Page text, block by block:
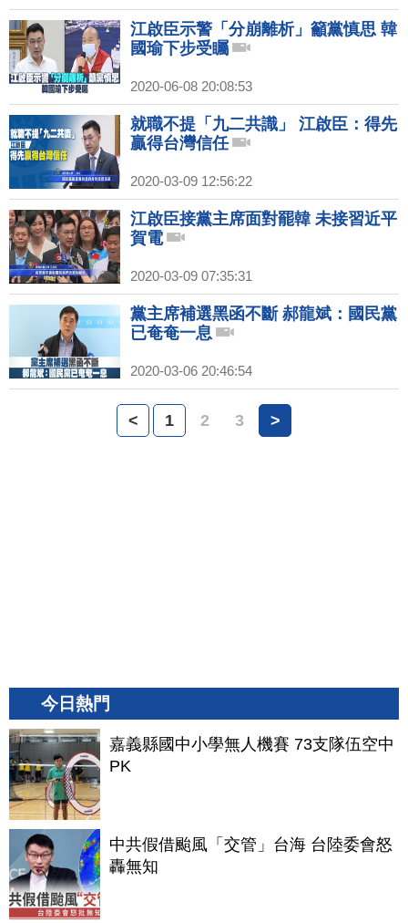
江啟臣示警「分崩離析」籲黨慎思 韓
國瑜下步受矚
2020-06-08 20:08:53
就職不提「九二共識」 江啟臣：得先
贏得台灣信任
2020-03-09 12:56:22
江啟臣接黨主席面對罷韓 未接習近平
賀電
2020-03-09 07:35:31
黨主席補選黑函不斷 郝龍斌：國民黨
已奄奄一息
2020-03-06 20:46:54
< 1 2 3 >
今日熱門
嘉義縣國中小學無人機賽 73支隊伍空中
PK
中共假借颱風「交管」台海 台陸委會怒
轟無知